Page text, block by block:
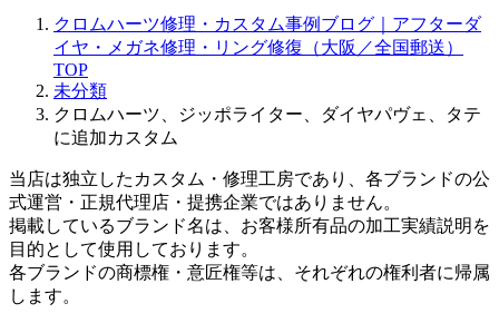
クロムハーツ修理・カスタム事例ブログ｜アフターダ
イヤ・メガネ修理・リング修復（大阪／全国郵送）
TOP
未分類
クロムハーツ、ジッポライター、ダイヤパヴェ、タテ
に追加カスタム
当店は独立したカスタム・修理工房であり、各ブランドの公
式運営・正規代理店・提携企業ではありません。
掲載しているブランド名は、お客様所有品の加工実績説明を
目的として使用しております。
各ブランドの商標権・意匠権等は、それぞれの権利者に帰属
します。